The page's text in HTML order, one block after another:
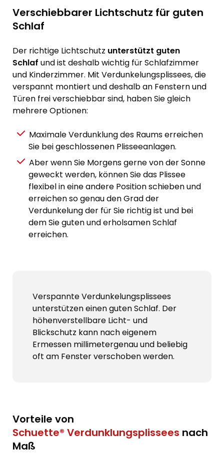
Verschiebbarer Lichtschutz für guten
Schlaf
Der richtige Lichtschutz unterstützt guten
Schlaf und ist deshalb wichtig für Schlafzimmer
und Kinderzimmer. Mit Verdunkelungsplissees, die
verspannt montiert und deshalb an Fenstern und
Türen frei verschiebbar sind, haben Sie gleich
mehrere Optionen:
Maximale Verdunklung des Raums erreichen
Sie bei geschlossenen Plisseeanlagen.
Aber wenn Sie Morgens gerne von der Sonne
geweckt werden, können Sie das Plissee
flexibel in eine andere Position schieben und
erreichen so genau den Grad der
Verdunkelung der für Sie richtig ist und bei
dem Sie guten und erholsamen Schlaf
erreichen.
Verspannte Verdunkelungsplissees
unterstützen einen guten Schlaf. Der
höhenverstellbare Licht- und
Blickschutz kann nach eigenem
Ermessen millimetergenau und beliebig
oft am Fenster verschoben werden.
Vorteile von
Schuette® Verdunklungsplissees nach
Maß